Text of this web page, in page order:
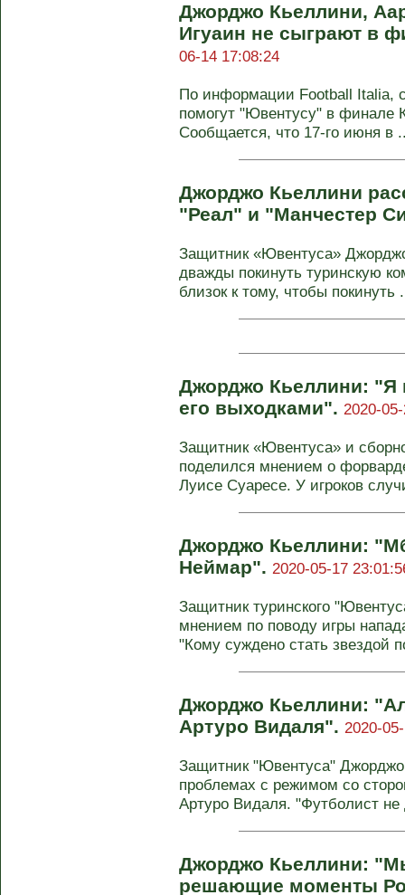
Джорджо Кьеллини,
Игуаин не сыграют в
06-14 17:08:24
По информации Football Italia,
помогут "Ювентусу" в финале
Сообщается, что 17-го июня в
Джорджо Кьеллини
"Реал" и "Манчестер
Защитник «Ювентуса»
дважды покинуть туринскую
близок к тому, чтобы покинуть
Джорджо Кьеллини:
его выходками". 2020-
Защитник «Ювентуса» и
поделился мнением о
Луисе Суаресе. У игроков
Джорджо Кьеллини:
Неймар". 2020-05-17
Защитник туринского
мнением по поводу игры
"Кому суждено стать звездой
Джорджо Кьеллини:
Артуро Видаля". 2020-
Защитник "Ювентуса" Джорджо
проблемах с режимом со
Артуро Видаля. "Футболист
Джорджо Кьеллини:
решающие моменты